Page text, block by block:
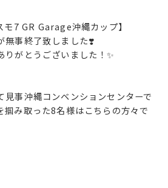
モ7 GR Garage沖縄カップ】
無事終了致しました❣️
りがとうございました！✨
見事沖縄コンベンションセンターで
掴み取った8名様はこちらの方々で